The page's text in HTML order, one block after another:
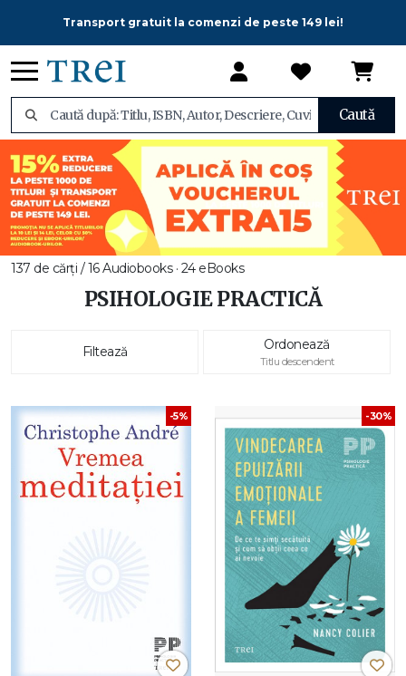
Transport gratuit la comenzi de peste 149 lei!
Caută
137 de cărți / 16 Audiobooks · 24 eBooks
PSIHOLOGIE PRACTICĂ
Filtează Ordonează
Titlu descendent
-5% -30%